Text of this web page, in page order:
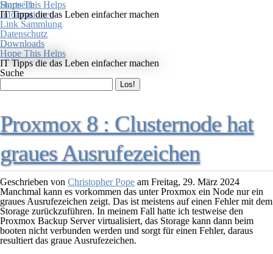
Startseite
Informationen
Link Sammlung
Datenschutz
Downloads
Hope This Helps
IT Tipps die das Leben einfacher machen
Suche
Proxmox 8 : Clusternode hat
graues Ausrufezeichen
Geschrieben von Christopher Pope am Freitag, 29. März 2024
Manchmal kann es vorkommen das unter Proxmox ein Node nur ein
graues Ausrufezeichen zeigt. Das ist meistens auf einen Fehler mit dem
Storage zurückzuführen. In meinem Fall hatte ich testweise den
Proxmox Backup Server virtualisiert, das Storage kann dann beim
booten nicht verbunden werden und sorgt für einen Fehler, daraus
resultiert das graue Ausrufezeichen.
Hope This Helps
IT Tipps die das Leben einfacher machen